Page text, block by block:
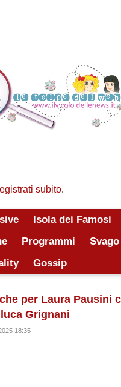
subito.
Isola dei Famosi
Programmi
Svago
Gossip
per Laura Pausini
Grignani
18:35